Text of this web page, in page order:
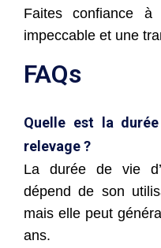
Faites confiance
impeccable et une
FAQs
Quelle est la
relevage ?
La durée de vie
dépend de son
mais elle peut
ans.